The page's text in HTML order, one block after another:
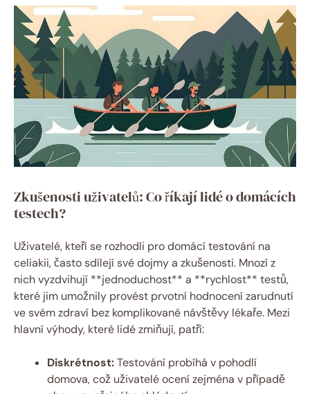
Zkušenosti uživatelů: Co říkají lidé o domácích
testech?
Uživatelé, kteří se rozhodli pro domácí testování na
celiakii, často sdílejí své dojmy a zkušenosti. Mnozí z
nich vyzdvihují **jednoduchost** a **rychlost** testů,
které jim umožnily provést prvotní hodnocení zarudnutí
ve svém zdraví bez komplikované návštěvy lékaře. Mezi
hlavní výhody, které lidé zmiňují, patří:
Diskrétnost:Testování probíhá v pohodlí
domova, což uživatelé ocení zejména v případě